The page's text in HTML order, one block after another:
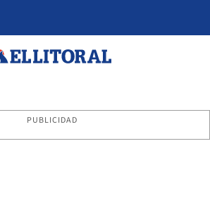
PUBLICIDAD